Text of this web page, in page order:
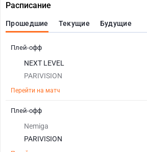
Расписание
Прошедшие Текущие Будущие
NEXT LEVEL
PARIVISION
Перейти на матч
Плей-офф
Nemiga
PARIVISION
Плей-офф